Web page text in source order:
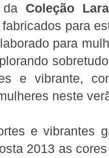
da Coleção
para
para
e vibrante,
neste
e vibrantes
2013 as